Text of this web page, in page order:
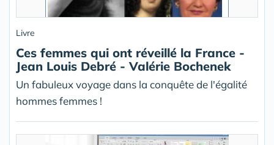
Livre
Ces femmes qui ont réveillé la France -
Jean Louis Debré - Valérie Bochenek
Un fabuleux voyage dans la conquête de l'égalité
hommes femmes !